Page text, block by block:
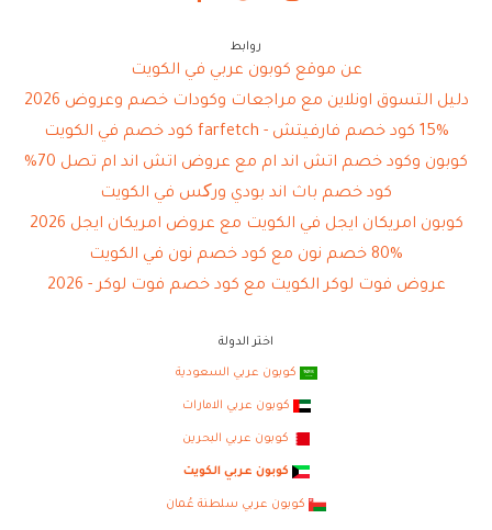
روابط
عن موقع كوبون عربي في الكويت
دليل التسوق اونلاين مع مراجعات وكودات خصم وعروض 2026
15% كود خصم فارفيتش - farfetch كود خصم في الكويت
كوبون وكود خصم اتش اند ام مع عروض اتش اند ام تصل 70%
كود خصم باث اند بودي ورکس في الكويت
كوبون امريكان ايجل في الكويت مع عروض امريكان ايجل 2026
80% خصم نون مع كود خصم نون في الكويت
عروض فوت لوكر الكويت مع كود خصم فوت لوكر - 2026
اختر الدولة
كوبون عربي السعودية
كوبون عربي الامارات
كوبون عربي البحرين
كوبون عربي الكويت
كوبون عربي سلطنة عُمان